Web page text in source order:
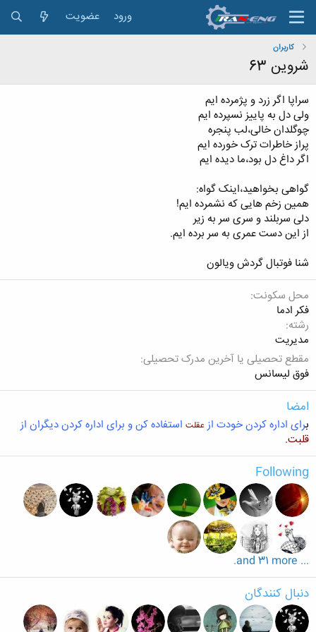
ورود عضویت
کاربران
شروین 63
سراپا اگر زرد و پژمرده ایم
ولی دل به پاییز نسپرده ایم
چوگلدان خالی،لب پنجره
پراز خاطرات ترک خورده ایم
اگر داغ دل بود،ما دیده ایم
گواهی بخواهید،اینک گواه:
همین زخم هایی که نشمرده ایم!
دلی سربلند و سری سر به زیر
از این دست عمری به سر برده ایم.
شنا فوتبال گردش ویالون
محل سکونت
فکر ادما
رشته
مدیریت
مقطع تحصیلی یا آخرین مدرک تحصیلی
فوق لیسانس
امضا
برای اداره کردن خودت ازعقلت استفاده کن و برای اداره کردن دیگران از
قلبت.
Following
... and 31 more.
دنبال کنندگان